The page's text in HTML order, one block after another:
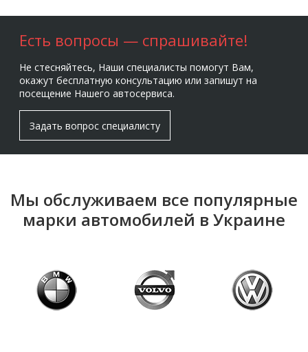
Есть вопросы — спрашивайте!
Не стесняйтесь, Наши специалисты помогут Вам,
окажут бесплатную консультацию или запишут на
посещение Нашего автосервиса.
Задать вопрос специалисту
Мы обслуживаем все популярные
марки автомобилей в Украине